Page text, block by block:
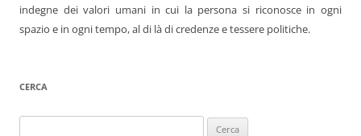
indegne dei valori umani in cui la persona si riconosce in ogni
spazio e in ogni tempo, al di là di credenze e tessere politiche.
CERCA